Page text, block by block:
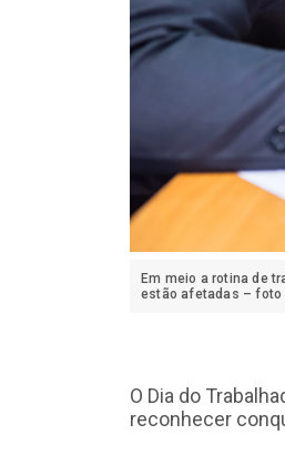
Em meio a rotina de
estão afetadas – foto
O Dia do
reconhecer